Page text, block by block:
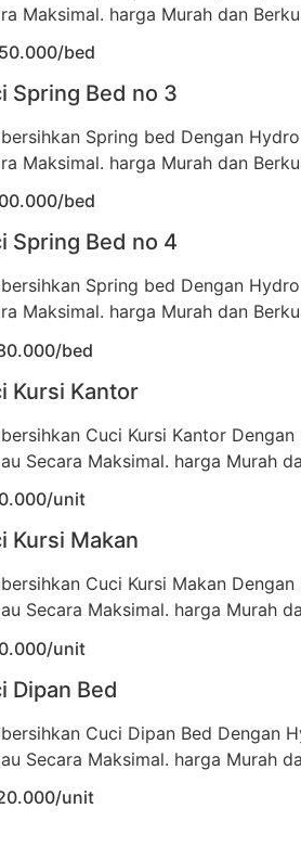
Maksimal. harga Murah dan
bed
Spring Bed no 3
Spring bed Dengan
Maksimal. harga Murah dan
bed
Spring Bed no 4
Spring bed Dengan
Maksimal. harga Murah dan
bed
Kursi Kantor
Cuci Kursi Kantor
Secara Maksimal. harga Murah
unit
Kursi Makan
Cuci Kursi Makan
Secara Maksimal. harga Murah
unit
Dipan Bed
Cuci Dipan Bed Dengan
Secara Maksimal. harga Murah
unit